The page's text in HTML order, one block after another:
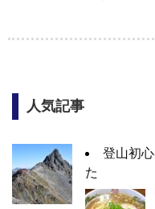
人気記事
登山初
た